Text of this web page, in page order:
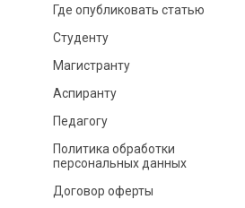
Где опубликовать статью
Студенту
Магистранту
Аспиранту
Педагогу
Политика обработки
персональных данных
Договор оферты